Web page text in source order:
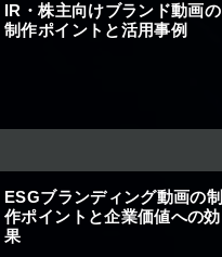
IR・株主向けブランド動画の
制作ポイントと活用事例
ESGブランディング動画の制
作ポイントと企業価値への効
果